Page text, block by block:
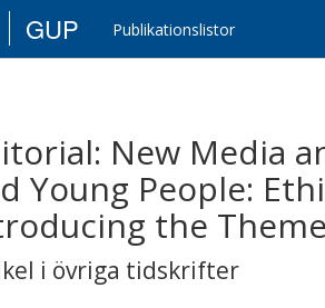
GUP Publikationslistor
New Media
Young People:
the
i övriga tidskrifter